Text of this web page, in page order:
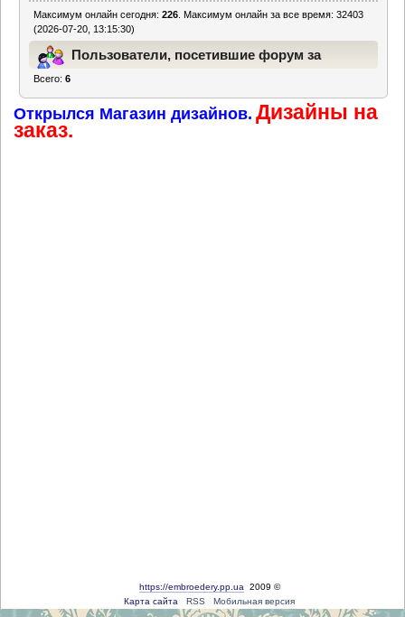
Максимум онлайн сегодня:226 . Максимум онлайн за все время: 32403
(2026-07-20, 13:15:30)
Пользователи, посетившие форум за
Всего:6
Открылся Магазин дизайнов. Дизайны на
заказ.
https://embroedery.pp.ua 2009 ©
Карта сайта
RSS Мобильная версия